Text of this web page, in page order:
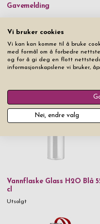
Gavemelding
Vannflaske Glass H2O Blå
cl
Utsolgt
Vi bruker cookies
Vi kan kan komme til å bruke
med formål om å forbedre
og for å gi deg en flott
informasjonskapslene vi bruker,
Nei, endre valg